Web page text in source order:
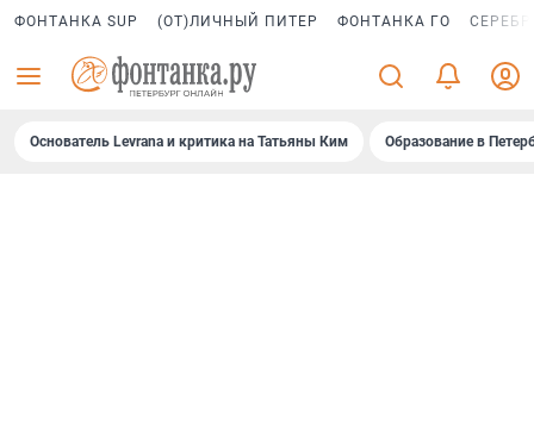
ФОНТАНКА SUP (ОТ)ЛИЧНЫЙ ПИТЕР ФОНТАНКА ГО
Основатель Levrana и критика на Татьяны Ким Образование в